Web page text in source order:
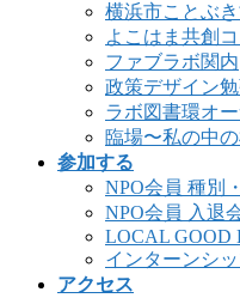
横浜市ことぶ
よこはま共創
ファブラボ関内
政策デザイン
ラボ図書環オ
臨場〜私の中
参加する
NPO会員 種別
NPO会員 入退
LOCAL GOOD
インターンシ
アクセス